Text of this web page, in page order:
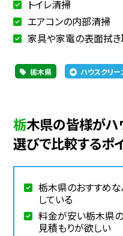
トイレ清掃
エアコンの内部清掃
家具や家電の表面拭き
栃木県 ハウスクリー
栃木県の皆様がハウスクリーニング業者
選びで比較するポ
栃木県のおすすめ
している
料金が安い栃木県
見積もりが欲しい